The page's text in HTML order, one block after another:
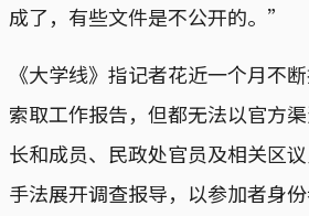
成了，有些文件是不公开的。”
《大学线》指记者花近一个月不
索取工作报告，但都无法以官方
长和成员、民政处官员及相关区
手法展开调查报导，以参加者身